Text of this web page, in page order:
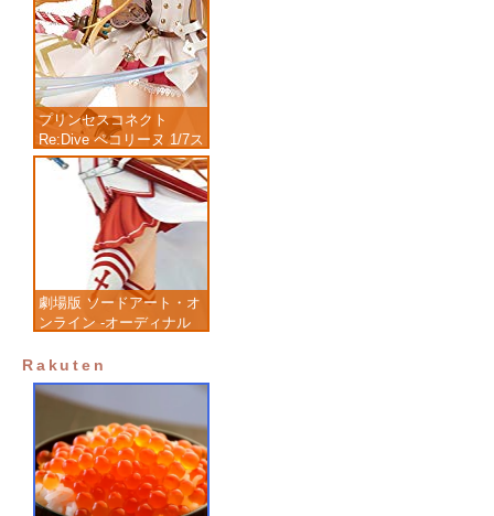
プリンセスコネクト
Re:Dive ペコリーヌ 1/7ス
ケール 塗装済み完成品フ
ィギュア
劇場版 ソードアート・オ
ンライン -オーディナル
成品フィギュア
Rakuten